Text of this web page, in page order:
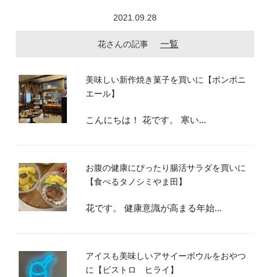
2021.09.28
花さんの記事 一覧
美味しい新作焼き菓子を買いに【ボンボニ
エール】
こんにちは！ 花です。 寒い...
お腹の健康にぴったり腸活サラダを買いに
【食べるタノシミやま田】
花です。 健康意識が高まる年始...
アイスも美味しいアサイーボウルをおやつ
に【ビストロ ヒライ】